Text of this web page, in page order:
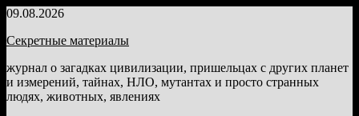
Перейти
содержимому
09.08.2026
Секретные материалы
журнал о загадках цивилизации, пришельцах с других планет
и измерений, тайнах, НЛО, мутантах и просто странных
людях, животных, явлениях